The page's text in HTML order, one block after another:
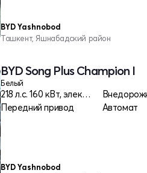
BYD Yashnobod
Ташкент, Яшнабадский район
BYD Song Plus Champion I
Белый
218 л.c. 160 кВт, электро
Передний привод
Автомат
BYD Yashnobod